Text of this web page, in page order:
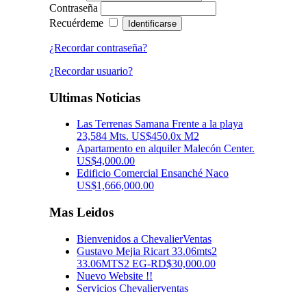
Contraseña
Recuérdeme
¿Recordar contraseña?
¿Recordar usuario?
Ultimas Noticias
Las Terrenas Samana Frente a la playa
23,584 Mts. US$450.0x M2
Apartamento en alquiler Malecón Center.
US$4,000.00
Edificio Comercial Ensanché Naco
US$1,666,000.00
Mas Leidos
Bienvenidos a ChevalierVentas
Gustavo Mejia Ricart 33.06mts2
33.06MTS2 EG-RD$30,000.00
Nuevo Website !!
Servicios Chevalierventas